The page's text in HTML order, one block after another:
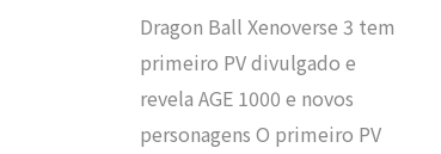
Dragon Ball Xenoverse 3 tem
primeiro PV divulgado e
revela AGE 1000 e novos
personagens O primeiro PV